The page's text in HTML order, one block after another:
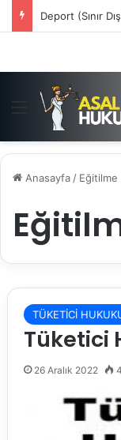
Deport (Sınır
Menü
Anasayfa / Eğitilme
TÜKETİCİ
Tüketici
26 Aralık 2022